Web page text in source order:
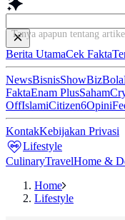
Tanya apapun tentang
Berita UtamaCek Fakta
NewsBisnisShowBizBola
FaktaEnam PlusSaham
OffIslamiCitizen6Opini
KontakKebijakan Privasi
Lifestyle
CulinaryTravelHome &
Home
Lifestyle